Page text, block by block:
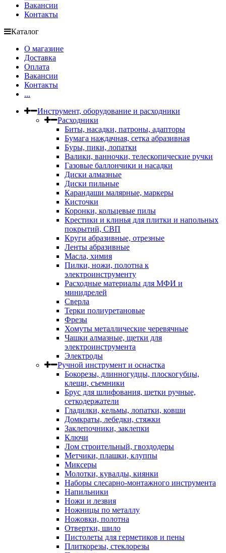
Вакансии
Контакты
Каталог
О магазине
Доставка
Оплата
Вакансии
Контакты
...
Инструмент, оборудование и расходники
Расходники
Биты, насадки, патроны, адапторы
Бумага наждачная, сетка абразивная
Буры, пики, лопатки
Валики, ванночки, телескопические ручки
Газовые баллончики и насадки
Диски алмазные
Диски пильные
Карандаши малярные, маркеры
Кисточки
Коронки, кольцевые пилы
Крестики и клинья для плитки и напольных
покрытий, СВП
Круги абразивные, отрезные
Ленты абразивные
Масла, химия
Пилки, ножи, полотна к
электроинструменту
Расходные материалы для МФИ и
минидрелей
Сверла
Терки полиуретановые
Фрезы
Хомуты металлические черевячные
Чашки алмазные, щетки для
электроинструмента
Электроды
Ручной инструмент и оснастка
Бокорезы, длинногудцы, плоскогубцы,
клещи, съемники
Брус для шлифования, щетки ручные,
сеткодержатели
Гладилки, кельмы, лопатки, ковши
Домкраты, лебедки, стяжки
Заклепочники, заклепки
Ключи
Лом строительный, гвоздодеры
Метчики, плашки, клуппы
Миксеры
Молотки, кувалды, киянки
Наборы слесарно-монтажного инструмента
Напильники
Ножи и лезвия
Ножницы по металлу
Ножовки, полотна
Отвертки, шило
Пистолеты для герметиков и пены
Плиткорезы, стеклорезы